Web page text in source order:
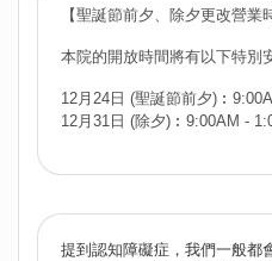
【聖誕節前夕、除夕更改營業
本院的開放時間將有以下特別
12月24日 (聖誕節前夕
12月31日 (除夕)︰9:00AM -
提到認知障礙症，我們一般都